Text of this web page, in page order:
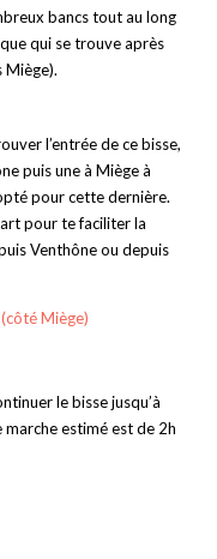
bancs tout au long
qui se trouve après
Miège).
l’entrée de ce bisse,
puis une à Miège à
pour cette dernière.
pour te faciliter la
Venthône ou depuis
Miège)
le bisse jusqu’à
estimé est de 2h